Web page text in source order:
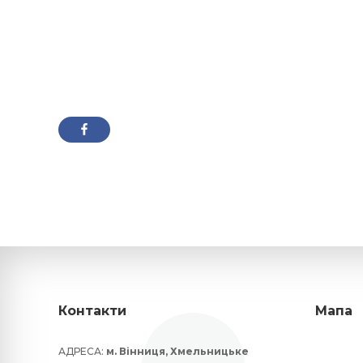
Контакти
АДРЕСА: м. Вінниця, Хмельницьке
Мапа